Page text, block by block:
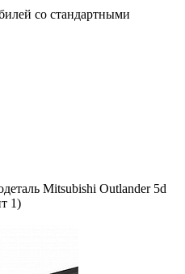
со стандартными
Mitsubishi Outlander 5d
1)